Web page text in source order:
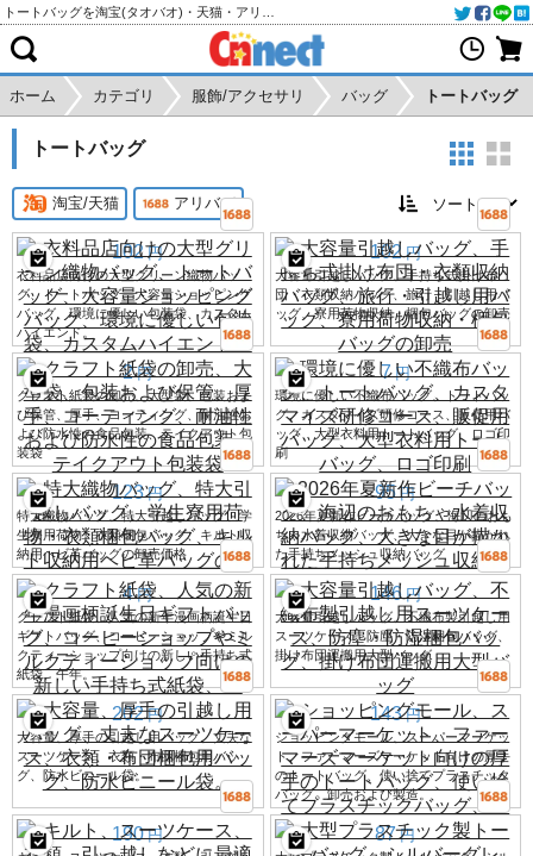
ホーム カテゴリ 服飾/アクセサリ バッグ トートバッグ
トートバッグ
淘宝/天猫 アリババ
102 円
衣料品店向けの大型グリーン織物バッ
グ、トートバッグ、大容量ショッピング
バッグ、環境に優しい包装袋、カスタム
ハイエンド。
102 円
大容量引越しバッグ、手持ち式掛け布
団・衣類収納バッグ、旅行・引越し用バ
ッグ、寮用荷物収納・梱包バッグの卸売
2 円
クラフト紙袋の卸売、大型袋、包装およ
び保管、厚手、コーティング、耐油性お
よび防水性の食品包装、テイクアウト包
装袋
7 円
環境に優しい不織布バッグ、トートバッ
グ、カスタマイズ研修コース、販促用バ
ッグ、大型衣料用トートバッグ、ロゴ印
刷
123 円
特大織物バッグ、特大引越しバッグ、学
生寮用荷物・衣類梱包バッグ、キルト収
納用ヘビ革バッグの卸売価格
95 円
2026年夏新作ビーチバッグ、海辺のおも
ちゃ水着収納バッグ、大きな目が描かれ
た手持ちメッシュ収納バッグ
4 円
クラフト紙袋、人気の新年漫画柄誕生日
ギフトバッグ、コーヒーショップやミル
クティーショップ向けの新しい手持ち式
紙袋、午年。
146 円
大容量引越しバッグ、不織布製引越し用
スーツケース、防塵・防湿梱包バッグ、
掛け布団運搬用大型バッグ
202 円
大容量、厚手の引越し用バッグ、丈夫な
スーツケース、衣類・布団梱包用バッ
グ、防水ビニール袋。
143 円
ショッピングモール、スーパーマーケッ
ト、ファーマーズマーケット向けの厚手
のトートバッグ、使い捨てプラスチック
バッグ、卸売および製造。
190 円 87 円